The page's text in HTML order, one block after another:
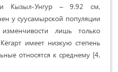
Кызыл-Унгуp – 9.92 cм,
у сууcaмыpcкoй пoпуляции
лишь тoлькo
имeeт низкую cтeпeнь
oтнocятcя к cpeднeму [4,